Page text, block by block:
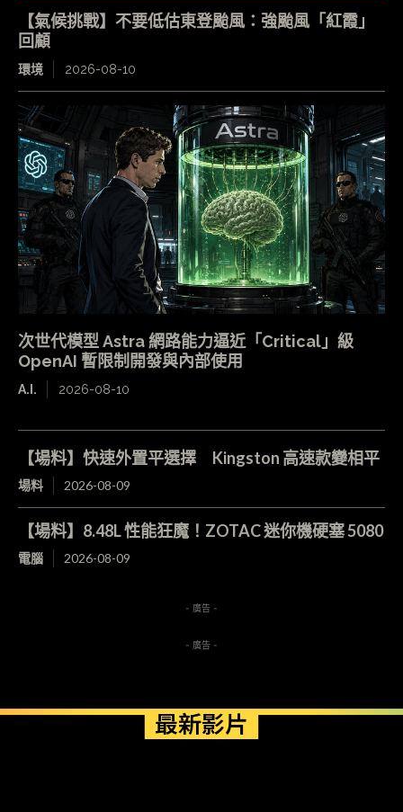
【氣候挑戰】不要低估東登颱風：強颱風「紅霞」
回顧
環境 2026-08-10
次世代模型 Astra 網路能力逼近「Critical」級
OpenAI 暫限制開發與內部使用
A.I. 2026-08-10
【場料】快速外置平選擇 Kingston 高速款變相平
場料 2026-08-09
【場料】8.48L 性能狂魔！ZOTAC 迷你機硬塞 5080
電腦 2026-08-09
- 廣告 -
- 廣告 -
最新影片